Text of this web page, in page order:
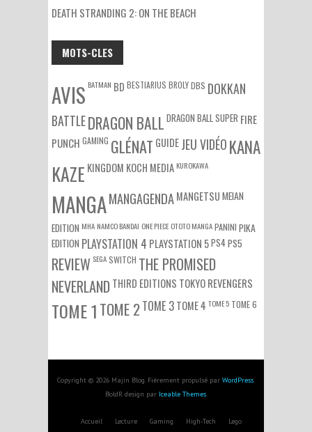
DEATH STRANDING 2: ON THE BEACH
MOTS-CLES
AVIS BATMAN BD BESTIARIUS BROLYDBS DOKKAN
BATTLEDRAGON BALL DRAGON BALL SUPER FIRE
PUNCH GAMING GLÉNAT GUIDEJEU VIDÉOKANA
KAZE KINGDOM KOCH MEDIA KUROKAWA
MANGAMANGAGENDAMANGETSUMEIAN
EDITION MHA NAMCO BANDAI ONE PIECE OTOTO MANGAPANINI PIKA
EDITION PLAYSTATION 4 PLAYSTATION 5PS4PS5
REVIEW SEGASWITCH THE PROMISED
NEVERLAND THIRD EDITIONS TOKYO REVENGERS
TOME 1TOME 2TOME 3TOME 4 TOME 5 TOME 6
Copyright © 2026 Majin Blog. Fièrement propulsé par WordPress.
BoldR design par Iceable Themes.
Accueil Lecture Gaming High-Tech Lego